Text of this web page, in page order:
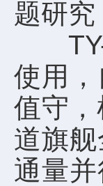
题研
TY-
使用
值守
道旗
通量